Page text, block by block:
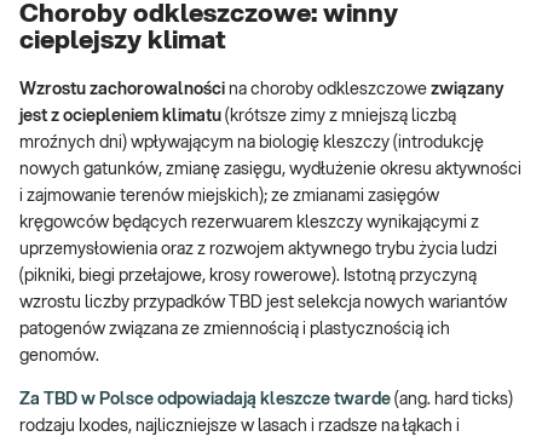
Choroby odkleszczowe: winny
cieplejszy klimat
Wzrostu zachorowalności na choroby odkleszczowe związany
jest z ociepleniem klimatu (krótsze zimy z mniejszą liczbą
mroźnych dni) wpływającym na biologię kleszczy (introdukcję
nowych gatunków, zmianę zasięgu, wydłużenie okresu aktywności
i zajmowanie terenów miejskich); ze zmianami zasięgów
kręgowców będących rezerwuarem kleszczy wynikającymi z
uprzemysłowienia oraz z rozwojem aktywnego trybu życia ludzi
(pikniki, biegi przełajowe, krosy rowerowe). Istotną przyczyną
wzrostu liczby przypadków TBD jest selekcja nowych wariantów
patogenów związana ze zmiennością i plastycznością ich
genomów.
Za TBD w Polsce odpowiadają kleszcze twarde (ang. hard ticks)
rodzaju Ixodes, najliczniejsze w lasach i rzadsze na łąkach i